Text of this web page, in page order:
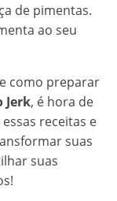
de pimentas.
ao seu
como preparar
Jerk, é hora de
receitas e
suas
suas